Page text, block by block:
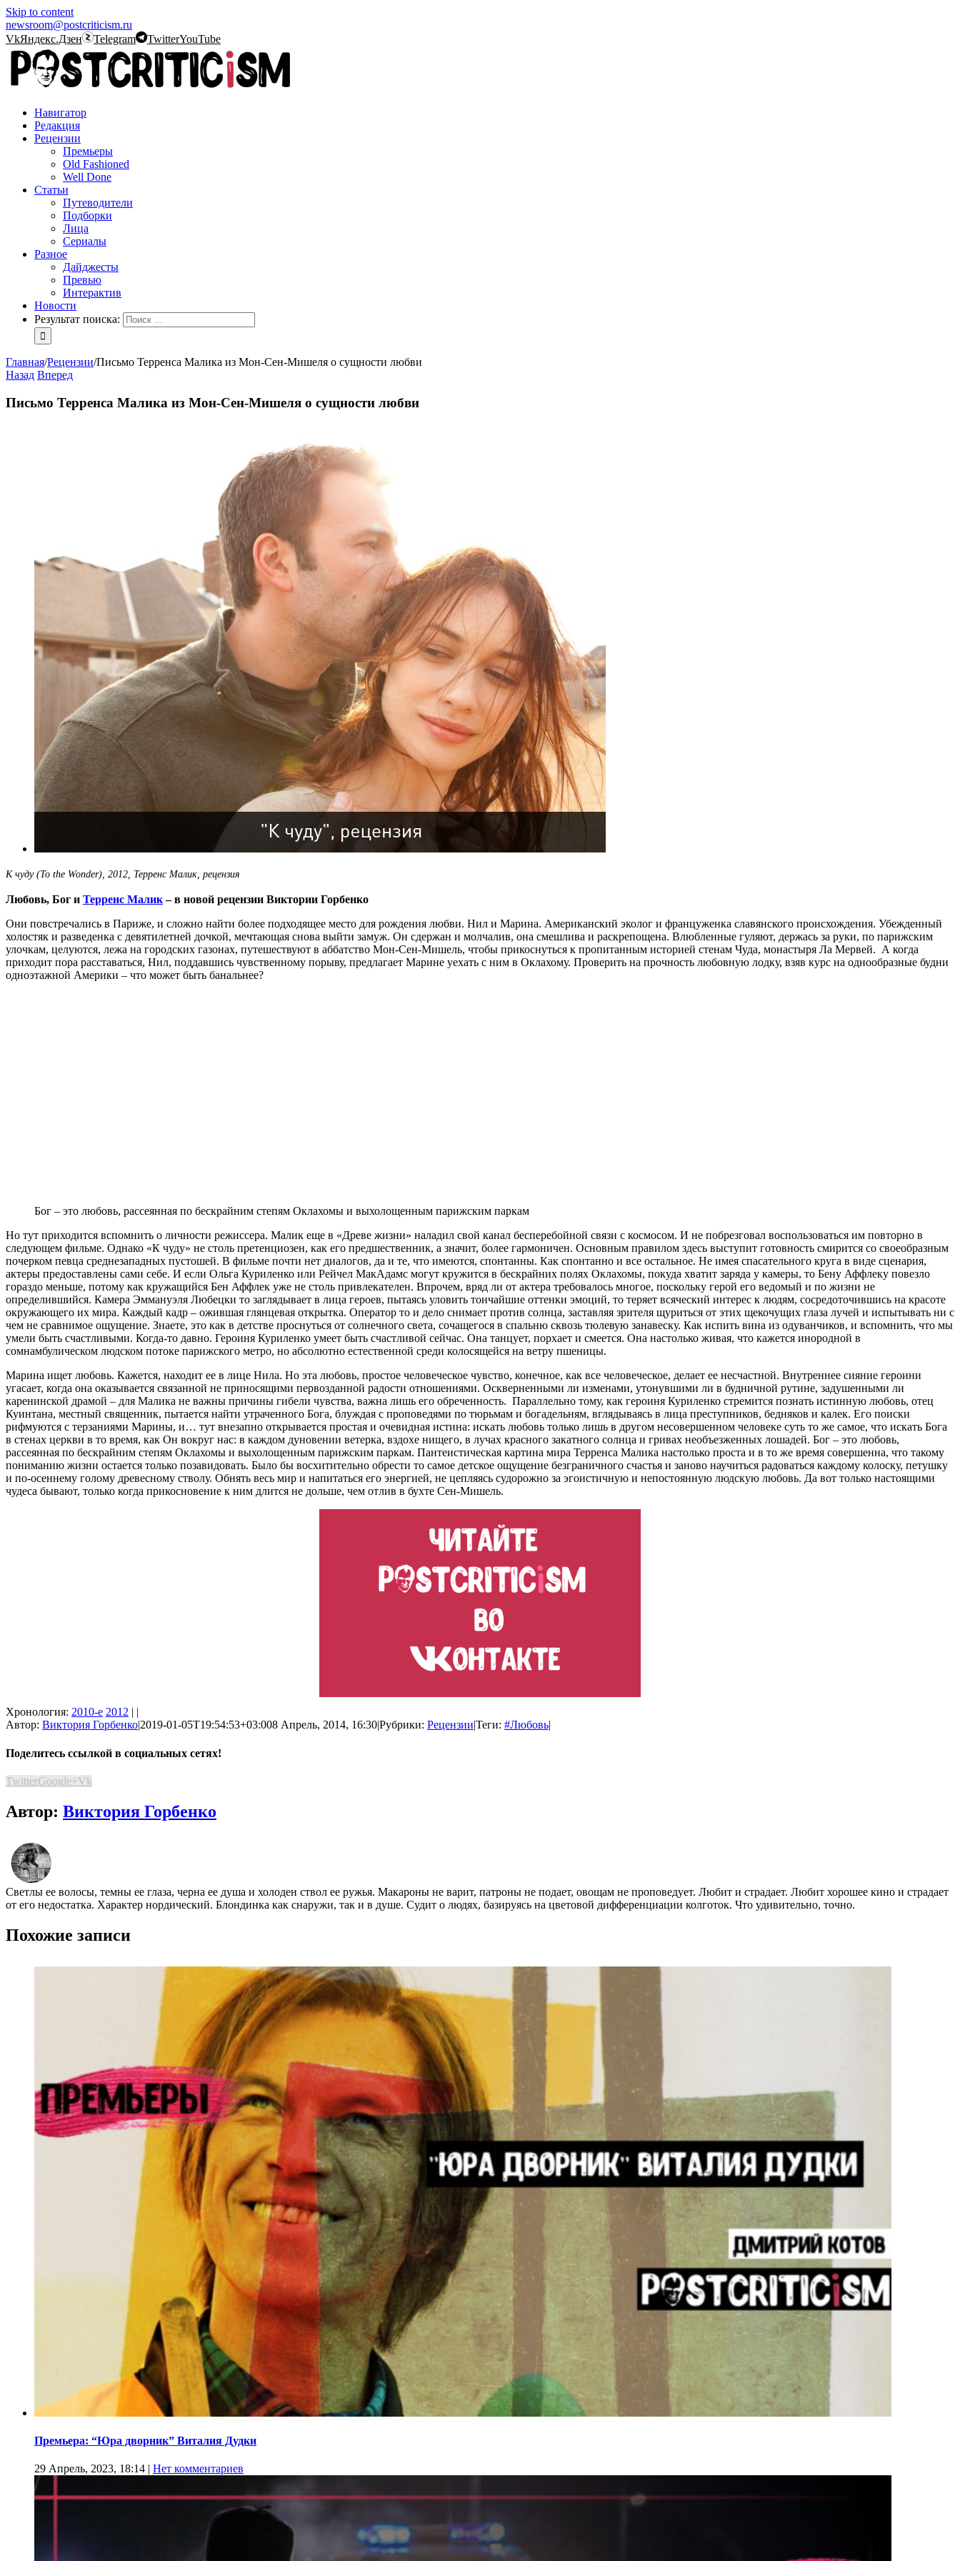
Skip to content
newsroom@postcriticism.ru
VkЯндекс.Дзен Telegram TwitterYouTube
Навигатор
Редакция
Рецензии
Премьеры
Old Fashioned
Well Done
Статьи
Путеводители
Подборки
Лица
Сериалы
Разное
Дайджесты
Превью
Интерактив
Новости
Результат поиска:
Главная/Рецензии/Письмо Терренса Малика из Мон-Сен-Мишеля о сущности любви
Назад Вперед
Письмо Терренса Малика из Мон-Сен-Мишеля о сущности любви
К чуду (To the Wonder), 2012, Терренс Малик, рецензия
Любовь, Бог и Терренс Малик– в новой рецензии Виктории Горбенко
Они повстречались в Париже, и сложно найти более подходящее место для рождения любви. Нил и Марина. Американский эколог и француженка славянского происхождения. Убежденный
холостяк и разведенка с девятилетней дочкой, мечтающая снова выйти замуж. Он сдержан и молчалив, она смешлива и раскрепощена. Влюбленные гуляют, держась за руки, по парижским
улочкам, целуются, лежа на городских газонах, путешествуют в аббатство Мон-Сен-Мишель, чтобы прикоснуться к пропитанным историей стенам Чуда, монастыря Ла Мервей. А когда
приходит пора расставаться, Нил, поддавшись чувственному порыву, предлагает Марине уехать с ним в Оклахому. Проверить на прочность любовную лодку, взяв курс на однообразные будни
одноэтажной Америки – что может быть банальнее?
Бог – это любовь, рассеянная по бескрайним степям Оклахомы и выхолощенным парижским паркам
Но тут приходится вспомнить о личности режиссера. Малик еще в «Древе жизни» наладил свой канал бесперебойной связи с космосом. И не побрезговал воспользоваться им повторно в
следующем фильме. Однако «К чуду» не столь претенциозен, как его предшественник, а значит, более гармоничен. Основным правилом здесь выступит готовность смирится со своеобразным
почерком певца среднезападных пустошей. В фильме почти нет диалогов, да и те, что имеются, спонтанны. Как спонтанно и все остальное. Не имея спасательного круга в виде сценария,
актеры предоставлены сами себе. И если Ольга Куриленко или Рейчел МакАдамс могут кружится в бескрайних полях Оклахомы, покуда хватит заряда у камеры, то Бену Аффлеку повезло
гораздо меньше, потому как кружащийся Бен Аффлек уже не столь привлекателен. Впрочем, вряд ли от актера требовалось многое, поскольку герой его ведомый и по жизни не
определившийся. Камера Эммануэля Любецки то заглядывает в лица героев, пытаясь уловить тончайшие оттенки эмоций, то теряет всяческий интерес к людям, сосредоточившись на красоте
окружающего их мира. Каждый кадр – ожившая глянцевая открытка. Оператор то и дело снимает против солнца, заставляя зрителя щуриться от этих щекочущих глаза лучей и испытывать ни с
чем не сравнимое ощущение. Знаете, это как в детстве проснуться от солнечного света, сочащегося в спальню сквозь тюлевую занавеску. Как испить вина из одуванчиков, и вспомнить, что мы
умели быть счастливыми. Когда-то давно. Героиня Куриленко умеет быть счастливой сейчас. Она танцует, порхает и смеется. Она настолько живая, что кажется инородной в
сомнамбулическом людском потоке парижского метро, но абсолютно естественной среди колосящейся на ветру пшеницы.
Марина ищет любовь. Кажется, находит ее в лице Нила. Но эта любовь, простое человеческое чувство, конечное, как все человеческое, делает ее несчастной. Внутреннее сияние героини
угасает, когда она оказывается связанной не приносящими первозданной радости отношениями. Оскверненными ли изменами, утонувшими ли в будничной рутине, задушенными ли
каренинской драмой – для Малика не важны причины гибели чувства, важна лишь его обреченность. Параллельно тому, как героиня Куриленко стремится познать истинную любовь, отец
Куинтана, местный священник, пытается найти утраченного Бога, блуждая с проповедями по тюрьмам и богадельням, вглядываясь в лица преступников, бедняков и калек. Его поиски
рифмуются с терзаниями Марины, и… тут внезапно открывается простая и очевидная истина: искать любовь только лишь в другом несовершенном человеке суть то же самое, что искать Бога
в стенах церкви в то время, как Он вокруг нас: в каждом дуновении ветерка, вздохе нищего, в лучах красного закатного солнца и гривах необъезженных лошадей. Бог – это любовь,
рассеянная по бескрайним степям Оклахомы и выхолощенным парижским паркам. Пантеистическая картина мира Терренса Малика настолько проста и в то же время совершенна, что такому
пониманию жизни остается только позавидовать. Было бы восхитительно обрести то самое детское ощущение безграничного счастья и заново научиться радоваться каждому колоску, петушку
и по-осеннему голому древесному стволу. Обнять весь мир и напитаться его энергией, не цепляясь судорожно за эгоистичную и непостоянную людскую любовь. Да вот только настоящими
чудеса бывают, только когда прикосновение к ним длится не дольше, чем отлив в бухте Сен-Мишель.
Хронология: 2010-е 2012 | |
Автор: Виктория Горбенко|2019-01-05T19:54:53+03:008 Апрель, 2014, 16:30|Рубрики: Рецензии|Теги: #Любовь|
Поделитесь ссылкой в социальных сетях!
TwitterGoogle+Vk
Автор: Виктория Горбенко
Светлы ее волосы, темны ее глаза, черна ее душа и холоден ствол ее ружья. Макароны не варит, патроны не подает, овощам не проповедует. Любит и страдает. Любит хорошее кино и страдает
от его недостатка. Характер нордический. Блондинка как снаружи, так и в душе. Судит о людях, базируясь на цветовой дифференциации колготок. Что удивительно, точно.
Похожие записи
Премьера: “Юра дворник” Виталия Дудки
29 Апрель, 2023, 18:14 | Нет комментариев